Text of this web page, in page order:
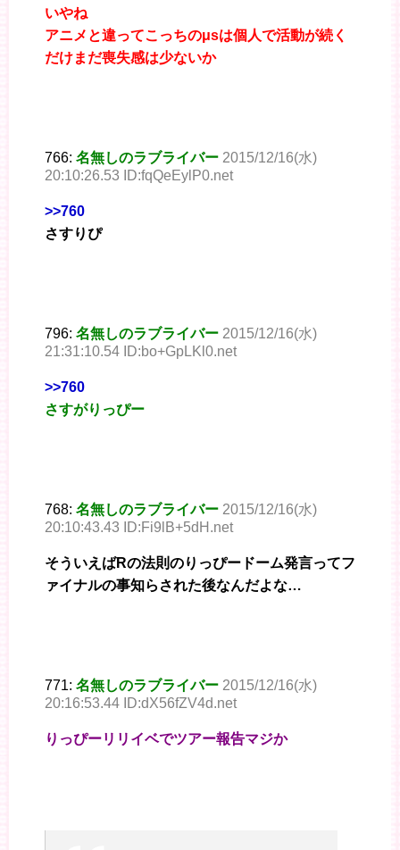
いやね
アニメと違ってこっちのμsは個人で活動が続く
だけまだ喪失感は少ないか
766: 名無しのラブライバー 2015/12/16(水)
20:10:26.53 ID:fqQeEylP0.net
>>760
さすりぴ
796: 名無しのラブライバー 2015/12/16(水)
21:31:10.54 ID:bo+GpLKl0.net
>>760
さすがりっぴー
768: 名無しのラブライバー 2015/12/16(水)
20:10:43.43 ID:Fi9lB+5dH.net
そういえばRの法則のりっぴードーム発言ってフ
ァイナルの事知らされた後なんだよな…
771: 名無しのラブライバー 2015/12/16(水)
20:16:53.44 ID:dX56fZV4d.net
りっぴーリリイベでツアー報告マジか